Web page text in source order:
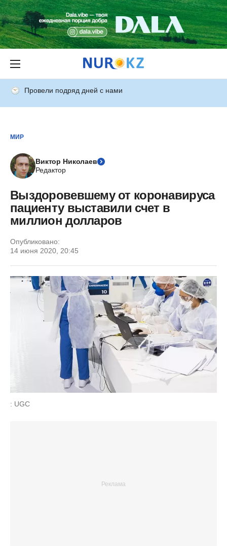
Провели подряд дней с нами
МИР
Виктор Николаев
Редактор
Выздоровевшему от коронавируса
пациенту выставили счет в
миллион долларов
Опубликовано:
14 июня 2020, 20:45
: UGC